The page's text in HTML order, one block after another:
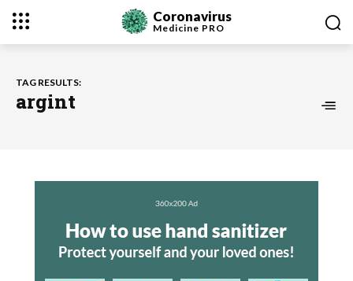
Coronavirus
Medicine PRO
TAG RESULTS:
argint